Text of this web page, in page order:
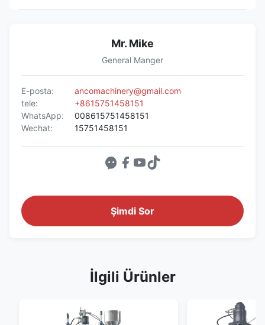
Mr. Mike
General Manger
E-posta:
ancomachinery@gmail.com
tele:
+8615751458151
WhatsApp:
008615751458151
Wechat:
15751458151
Şimdi Sor
İlgili Ürünler